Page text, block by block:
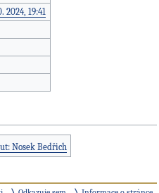
2024, 19:41
Nosek Bedřich